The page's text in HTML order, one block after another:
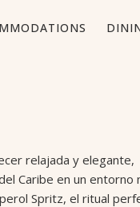
relajada y elegante,
Caribe en un entorno
Spritz, el ritual